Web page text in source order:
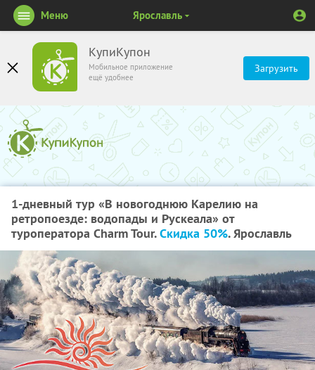
КупиКупон
Мобильное приложение
ещё удобнее
Загрузить
Меню Ярославль
1-дневный тур «В новогоднюю Карелию на
ретропоезде: водопады и Рускеала» от
туроператора Charm Tour.Скидка 50%. Ярославль